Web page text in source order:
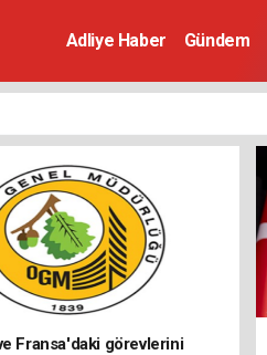
Adliye Haber Gündem
Fransa'daki görevlerini